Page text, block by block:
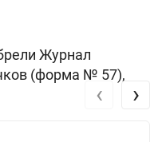
Журнал
(форма № 57),
‹ ›